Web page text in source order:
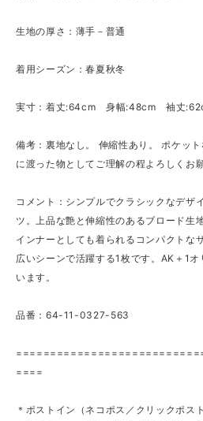
生地の厚さ：薄手－普通
着用シーズン：春夏秋冬
実寸：着丈:64cm 身幅:48cm 袖丈
備考：裏地なし。 伸縮性あり。 ポケッ
に渡った物としてご理解の程よろしくお
コメント：シンプルでクラシックなデザ
ツ。上品な艶と伸縮性のあるブロード生
インナーとしても着られるコンパクトな
広いシーンで活躍する1枚です。AK＋1
います。
品番：64-11-0327-563
====
＊ポストイン（ネコポス／クリックポス